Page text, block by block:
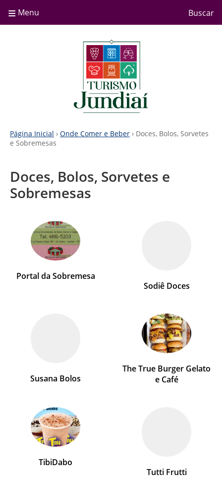
≡ Menu Buscar
Página Inicial › Onde Comer e Beber › Doces, Bolos, Sorvetes
e Sobremesas
Doces, Bolos, Sorvetes e
Sobremesas
Portal da Sobremesa
Sodiê Doces
Susana Bolos
The True Burger Gelato
e Café
TibiDabo
Tutti Frutti